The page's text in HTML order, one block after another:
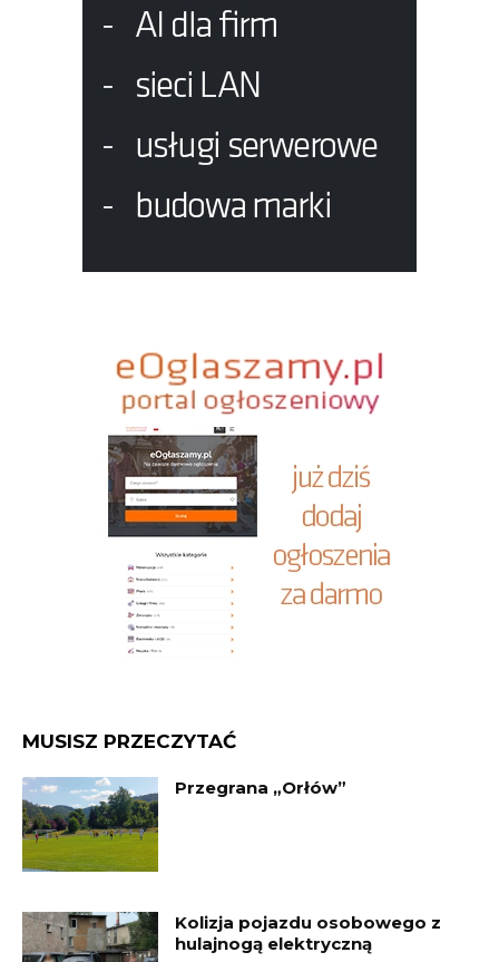
MUSISZ PRZECZYTAĆ
Przegrana „Orłów”
Kolizja pojazdu osobowego z
hulajnogą elektryczną